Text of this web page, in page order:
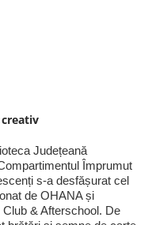
Județeană
Împrumut
s-a desfășurat cel
de OHANA și
& Afterschool. De